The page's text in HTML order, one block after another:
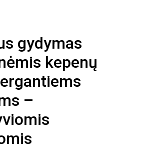
gydymas
kepenų
–